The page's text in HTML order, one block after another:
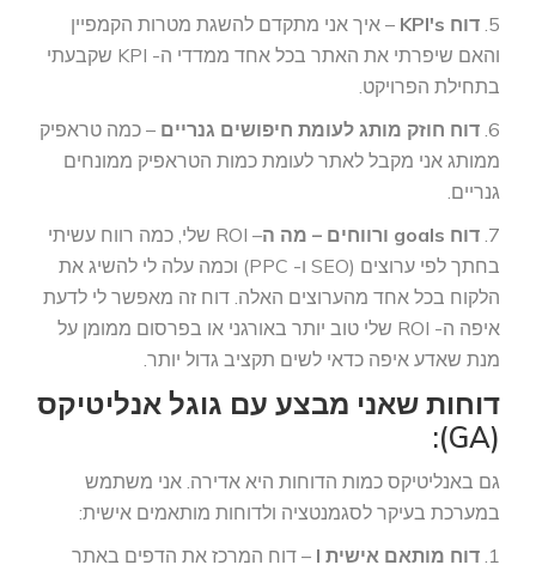
5. דוח KPI's
– איך אני מתקדם להשגת מטרות הקמפיין
והאם שיפרתי את האתר בכל אחד ממדדי ה- KPI שקבעתי
בתחילת הפרויקט.
6. דוח חוזק מותג לעומת חיפושים גנריים – כמה טראפיק
ממותג אני מקבל לאתר לעומת כמות הטראפיק ממונחים
גנריים.
7. דוח goals ורווחים – מה ה
– ROI שלי, כמה רווח עשיתי
בחתך לפי ערוצים (SEO ו- PPC) וכמה עלה לי להשיג את
הלקוח בכל אחד מהערוצים האלה. דוח זה מאפשר לי לדעת
איפה ה- ROI שלי טוב יותר באורגני או בפרסום ממומן על
מנת שאדע איפה כדאי לשים תקציב גדול יותר.
דוחות שאני מבצע עם גוגל אנליטיקס
(GA):
גם באנליטיקס כמות הדוחות היא אדירה. אני משתמש
במערכת בעיקר לסגמנטציה ולדוחות מותאמים אישית:
1. דוח מותאם אישית I – דוח המרכז את הדפים באתר